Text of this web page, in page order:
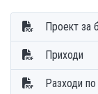
Проект за
Приходи
Разходи